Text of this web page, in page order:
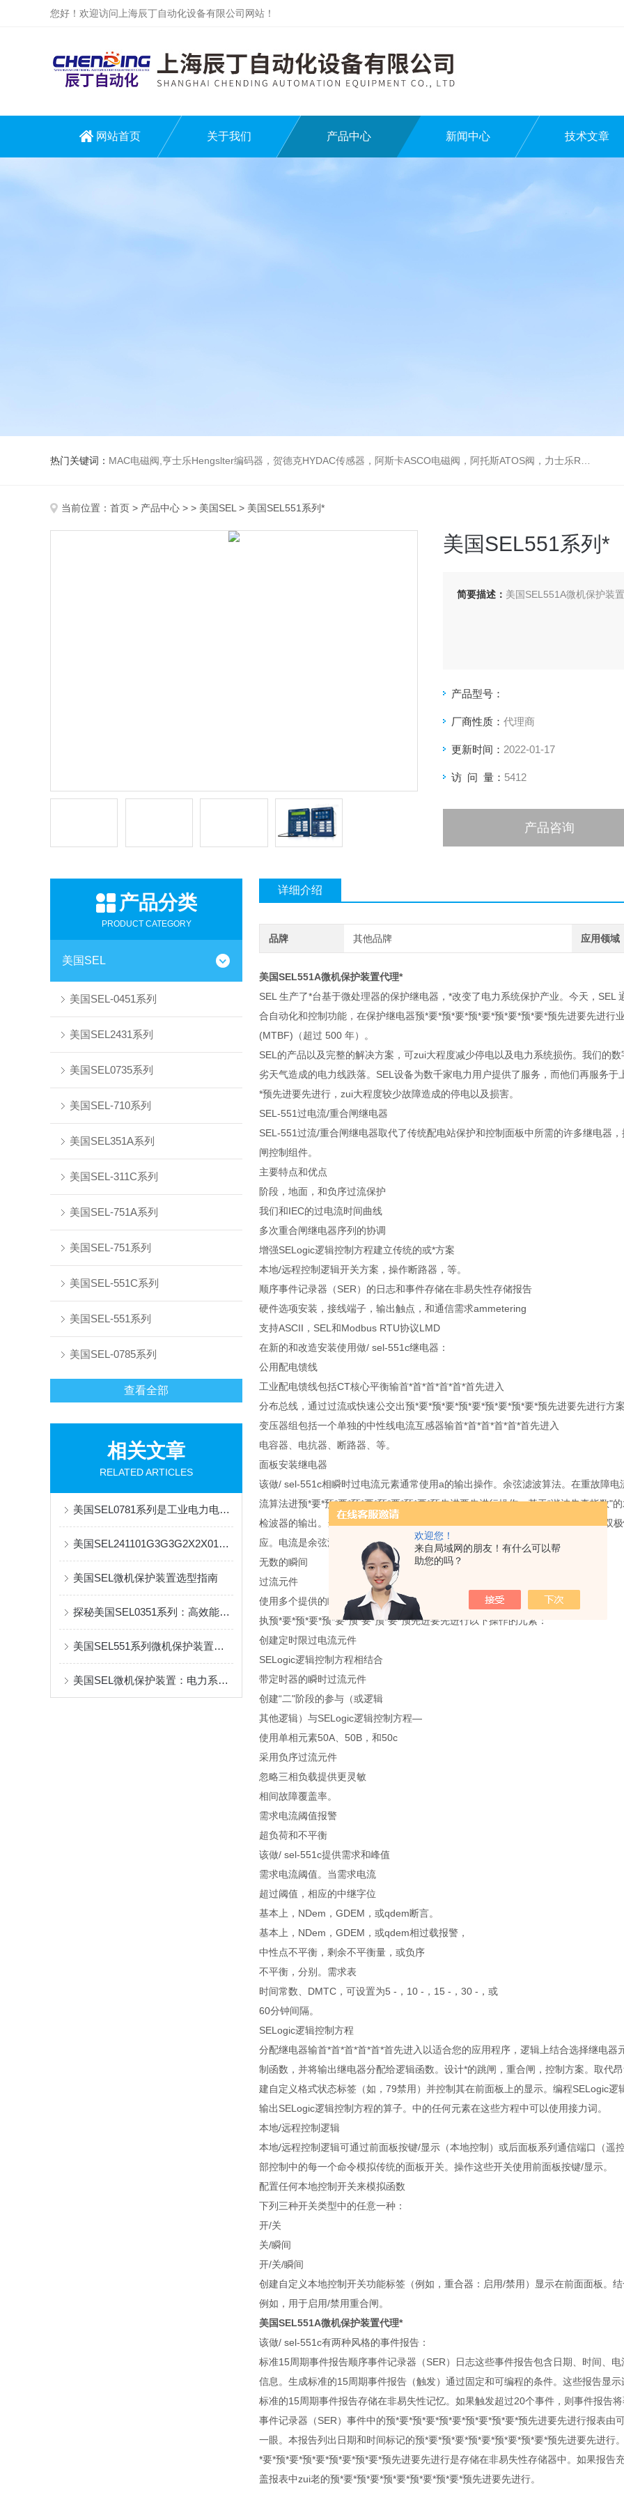
欢迎您！
来自局域网的朋友！有什么可以帮
助您的吗？
您好！欢迎访问上海辰丁自动化设备有限公司网站！
网站首页 关于我们 产品中心 新闻中心 技术文章
热门关键词： MAC电磁阀,亨士乐Hengslter编码器，贺德克HYDAC传感器，阿斯卡ASCO电磁阀，阿托斯ATOS阀，力士乐Rexroth泵，爱普EPRO传感器，穆格MOOG伺服阀，宝德BURKERT电磁阀，倍加福P F传感器
当前位置： 首页 > 产品中心 > > 美国SEL > 美国SEL551系列*
美国SEL551系列*
简要描述： 美国SEL551A微机保护装
产品型号：
厂商性质： 代理商
更新时间： 2022-01-17
访 问 量： 5412
产品咨询
产品分类
PRODUCT CATEGORY
美国SEL
美国SEL-0451系列
美国SEL2431系列
美国SEL0735系列
美国SEL-710系列
美国SEL351A系列
美国SEL-311C系列
美国SEL-751A系列
美国SEL-751系列
美国SEL-551C系列
美国SEL-551系列
美国SEL-0785系列
查看全部
相关文章
RELATED ARTICLES
美国SEL0781系列是工业电力电子的效能引擎
美国SEL241101G3G3G2X2X0130综保质保一年
美国SEL微机保护装置选型指南
探秘美国SEL0351系列：高效能的保护与控制解决方案
美国SEL551系列微机保护装置是一款功能*、性能良好的电力系统保护设备
美国SEL微机保护装置：电力系统的智能化守护者
详细介绍
品牌 其他品牌 应用领域
美国SEL551A微机保护装置代理*
SEL 生产了*台基于微处理器的保护继电器，*改变了电力系统保护产业。今天，
合自动化和控制功能，在保护继电器预*要*预*要*预*要*预*要*预*要*预先进要先进
(MTBF)（超过 500 年）。
SEL的产品以及完整的解决方案，可zui大程度减少停电以及电力系统损伤。我们的
劣天气造成的电力线跌落。SEL设备为数千家电力用户提供了服务，而他们再服务
*预先进要先进行，zui大程度较少故障造成的停电以及损害。
SEL-551过电流/重合闸继电器
SEL-551过流/重合闸继电器取代了传统配电站保护和控制面板中所需的许多继电器
闸控制组件。
主要特点和优点
阶段，地面，和负序过流保护
我们和IEC的过电流时间曲线
多次重合闸继电器序列的协调
增强SELogic逻辑控制方程建立传统的或*方案
本地/远程控制逻辑开关方案，操作断路器，等。
顺序事件记录器（SER）的日志和事件存储在非易失性存储报告
硬件选项安装，接线端子，输出触点，和通信需求ammetering
支持ASCII，SEL和Modbus RTU协议LMD
在新的和改造安装使用做/ sel-551c继电器：
公用配电馈线
工业配电馈线包括CT核心平衡输首*首*首*首*首*首先进入
分布总线，通过过流或快速公交出预*要*预*要*预*要*预*要*预*要*预先进要先进行方
变压器组包括一个单独的中性线电流互感器输首*首*首*首*首*首先进入
电容器、电抗器、断路器、等。
面板安装继电器
该做/ sel-551c相瞬时过电流元素通常使用a的输出操作。余弦滤波算法。在重故障
流算法进预*要*预*要*预*要*预*要*预*要*预先进要先进行操作。基于“谐波失真指数"
检波器的输出。当谐波失真指数超过固定阈值表示严重的CT饱和、自适应电流的双
应。电流是余弦滤波器的输出。
无数的瞬间
过流元件
使用多个提供的瞬时过电流
执预*要*预*要*预*要*预*要*预*要*预先进要先进行以下操作的元素：
创建定时限过电流元件
SELogic逻辑控制方程相结合
带定时器的瞬时过流元件
创建“二"阶段的参与（或逻辑
其他逻辑）与SELogic逻辑控制方程—
使用单相元素50A、50B，和50c
采用负序过流元件
忽略三相负载提供更灵敏
相间故障覆盖率。
需求电流阈值报警
超负荷和不平衡
该做/ sel-551c提供需求和峰值
需求电流阈值。当需求电流
超过阈值，相应的中继字位
基本上，NDem，GDEM，或qdem断言。
基本上，NDem，GDEM，或qdem相过载报警，
中性点不平衡，剩余不平衡量，或负序
不平衡，分别。需求表
时间常数、DMTC，可设置为5 -，10 -，15 -，30 -，或
60分钟间隔。
SELogic逻辑控制方程
分配继电器输首*首*首*首*首*首先进入以适合您的应用程序，逻辑上结合选择继电
制函数，并将输出继电器分配给逻辑函数。设计*的跳闸，重合闸，控制方案。取代
建自定义格式状态标签（如，79禁用）并控制其在前面板上的显示。编程SELogic
输出SELogic逻辑控制方程的算子。中的任何元素在这些方程中可以使用接力词。
本地/远程控制逻辑
本地/远程控制逻辑可通过前面板按键/显示（本地控制）或后面板系列通信端口（
部控制中的每一个命令模拟传统的面板开关。操作这些开关使用前面板按键/显示。
配置任何本地控制开关来模拟函数
下列三种开关类型中的任意一种：
开/关
关/瞬间
开/关/瞬间
创建自定义本地控制开关功能标签（例如，重合器：启用/禁用）显示在前面面板。
例如，用于启用/禁用重合闸。
美国SEL551A微机保护装置代理*
该做/ sel-551c有两种风格的事件报告：
标准15周期事件报告顺序事件记录器（SER）日志这些事件报告包含日期、时间、
信息。生成标准的15周期事件报告（触发）通过固定和可编程的条件。这些报告显
标准的15周期事件报告存储在非易失性记忆。如果触发超过20个事件，则事件报告
事件记录器（SER）事件中的预*要*预*要*预*要*预*要*预*要*预先进要先进行报表
一眼。本报告列出日期和时间标记的预*要*预*要*预*要*预*要*预*要*预先进要先进
*要*预*要*预*要*预*要*预*要*预先进要先进行是存储在非易失性存储器中。如果报告
盖报表中zui老的预*要*预*要*预*要*预*要*预*要*预先进要先进行。